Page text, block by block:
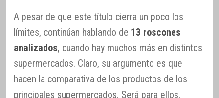
A pesar de que este título cierra un poco los
límites, continúan hablando de 13 roscones
analizados, cuando hay muchos más en distintos
supermercados. Claro, su argumento es que
hacen la comparativa de los productos de los
principales supermercados. Será para ellos,